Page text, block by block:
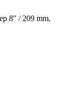
8" / 209 mm,